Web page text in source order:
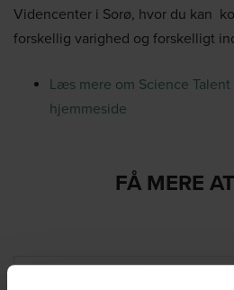
Videncenter i Sorø, hvor du kan
forskellig varighed og forskelligt
Læs mere om Science
hjemmeside
FÅ MERE